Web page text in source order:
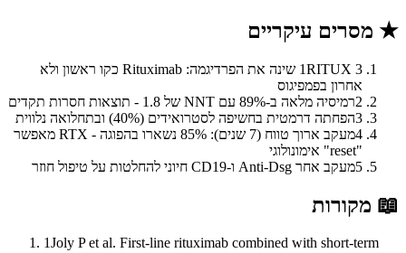
★ מסרים עיקריים
1
RITUX 3 שינה את הפרדיגמה: Rituximab כקו ראשון ולא
אחרון בפמפיגוס
2רמיסיה מלאה ב-89% עם NNT של 1.8 - תוצאות חסרות תקדים
3הפחתה דרמטית בחשיפה לסטרואידים (40%) ובתחלואה נלווית
4
מעקב ארוך טווח (7 שנים): 85% נשארו בהפוגה - RTX מאפשר
"reset" אימונולוגי
5מעקב אחר Anti-Dsg ו-CD19 חיוני להחלטות על טיפול חוזר
📖 מקורות
1Joly P et al. First-line rituximab combined with short-term